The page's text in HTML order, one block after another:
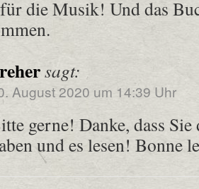
die Musik! Und das
sagt:
August 2020 um 14:39 Uhr
gerne! Danke, dass
und es lesen! Bonne